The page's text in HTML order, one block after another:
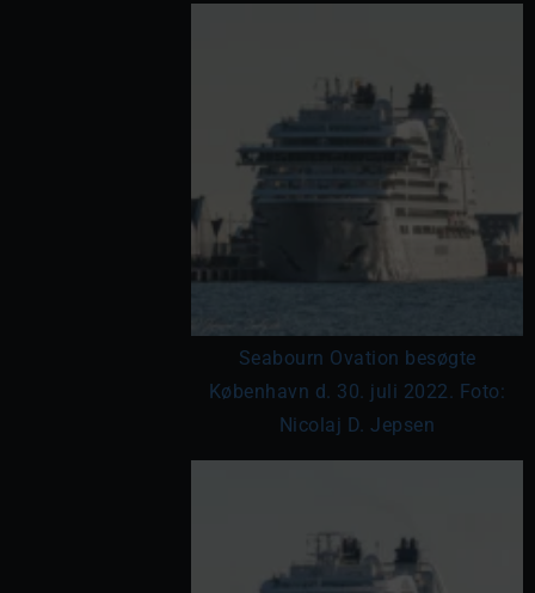
Seabourn Ovation besøgte
København d. 30. juli 2022. Foto:
Nicolaj D. Jepsen